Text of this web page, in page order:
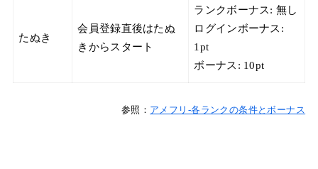
たぬき
会員登録直後はたぬ
きからスタート
ランクボーナス: 無し
ログインボーナス:
1pt
ボーナス: 10pt
参照： アメフリ-各ランクの条件とボーナス